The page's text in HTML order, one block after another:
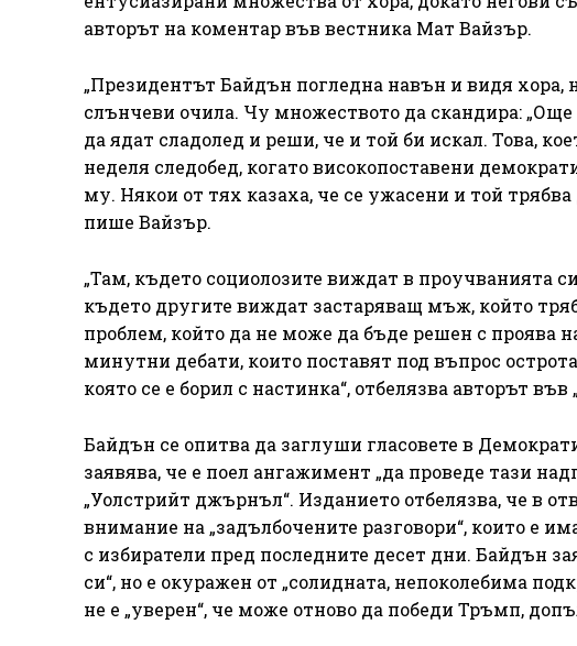
авторът на коментар във вестника Мат Вайзър.
„Президентът Байдън погледна навън и видя
слънчеви очила. Чу множеството да скандира:
да ядат сладолед и реши, че и той би искал. Това,
неделя следобед, когато високопоставени
му. Някои от тях казаха, че се ужасени и той
пише Вайзър.
„Там, където социолозите виждат в проучванията
където другите виждат застаряващ мъж, който
проблем, който да не може да бъде решен с проява
минутни дебати, които поставят под въпрос
която се е борил с настинка“, отбелязва авторът
Байдън се опитва да заглуши гласовете в
заявява, че е поел ангажимент „да проведе тази
„Уолстрийт джърнъл“. Изданието отбелязва, че в
внимание на „задълбочените разговори“, които е
с избиратели пред последните десет дни. Байдън
си“, но е окуражен от „солидната, непоколебима
не е „уверен“, че може отново да победи Тръмп,